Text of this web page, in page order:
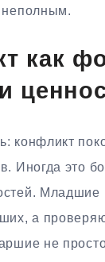
неполным.
как
конфликт
Иногда это
Младшие
а
не